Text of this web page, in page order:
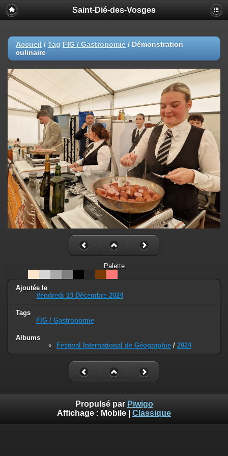
Saint-Dié-des-Vosges
Accueil / Tag FIG / Gastronomie / Démonstration
culinaire
Palette
Ajoutée le
Vendredi 13 Décembre 2024
Tags
FIG / Gastronomie
Albums
Festival International de Géographie / 2024
Propulsé par Piwigo
Affichage : Mobile Classique